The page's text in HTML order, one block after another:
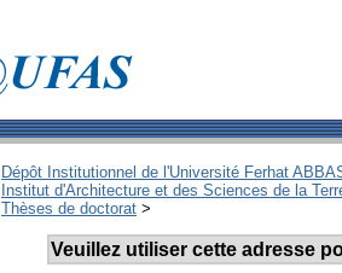
Dépôt Institutionnel de l'Université Ferhat
Institut d'Architecture et des Sciences de la
Thèses de doctorat >
Veuillez utiliser cette adresse